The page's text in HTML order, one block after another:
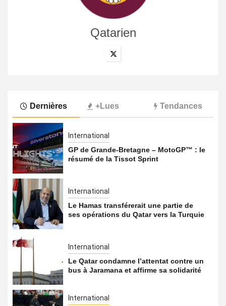
Qatarien
Dernières +Lues Tendances
International
GP de Grande-Bretagne – MotoGP™ : le
résumé de la Tissot Sprint
International
Le Hamas transférerait une partie de
ses opérations du Qatar vers la Turquie
International
Le Qatar condamne l’attentat contre un
bus à Jaramana et affirme sa solidarité
International